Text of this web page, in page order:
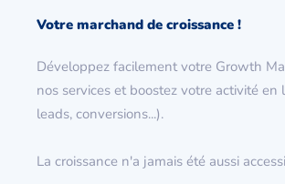
Votre marchand de croissance !
Développez facilement votre Growth
nos services et boostez votre activité en
leads, conversions...).
La croissance n'a jamais été aussi